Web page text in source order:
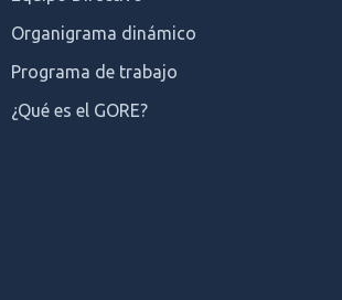
Organigrama dinámico
Programa de trabajo
¿Qué es el GORE?